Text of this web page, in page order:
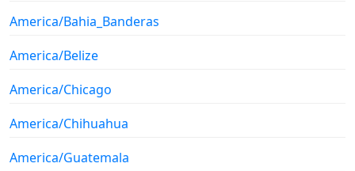
America/Bahia_Banderas
America/Belize
America/Chicago
America/Chihuahua
America/Guatemala